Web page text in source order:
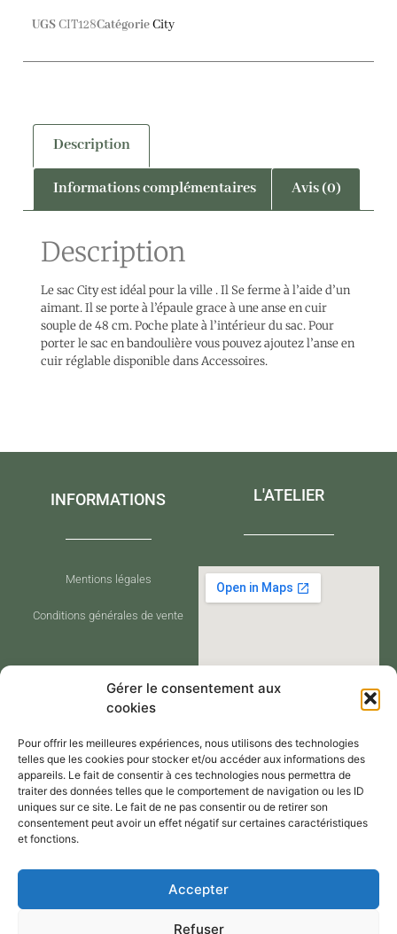
Gérer le consentement aux
cookies
Pour offrir les meilleures expériences, nous utilisons des technologies
telles que les cookies pour stocker et/ou accéder aux informations des
appareils. Le fait de consentir à ces technologies nous permettra de
traiter des données telles que le comportement de navigation ou les ID
uniques sur ce site. Le fait de ne pas consentir ou de retirer son
consentement peut avoir un effet négatif sur certaines caractéristiques
et fonctions.
Accepter
Refuser
UGSCIT128CatégorieCity
Description
Informations complémentaires Avis (0)
Description
Le sac City est idéal pour la ville . Il Se ferme à l’aide d’un
aimant. Il se porte à l’épaule grace à une anse en cuir
souple de 48 cm. Poche plate à l’intérieur du sac. Pour
porter le sac en bandoulière vous pouvez ajoutez l’anse en
cuir réglable disponible dans Accessoires.
INFORMATIONS
Mentions légales
Conditions générales de vente
L'ATELIER
CONTACT
Par mail : atelier@annejerome.fr